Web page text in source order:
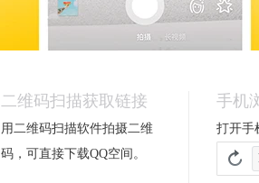
二维码扫描获取链接
用二维码扫描软件拍摄二维
码，可直接下载QQ空间。
手机
打开手